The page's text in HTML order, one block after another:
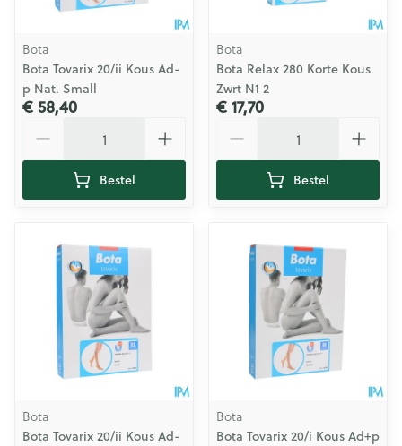
Bota
Bota Tovarix 20/ii Kous Ad-
p Nat. Small
€ 58,40
Bestel
Bota
Bota Relax 280 Korte Kous
Zwrt N1 2
€ 17,70
Bestel
Bota
Bota Tovarix 20/ii Kous Ad-
Bota
Bota Tovarix 20/i Kous Ad+p